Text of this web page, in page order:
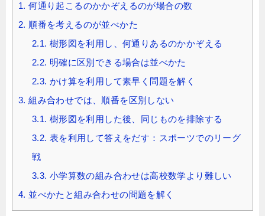
1. 何通り起こるのかかぞえるのが場合の数
2. 順番を考えるのが並べかた
2.1. 樹形図を利用し、何通りあるのかかぞえる
2.2. 明確に区別できる場合は並べかた
2.3. かけ算を利用して素早く問題を解く
3. 組み合わせでは、順番を区別しない
3.1. 樹形図を利用した後、同じものを排除する
3.2. 表を利用して答えをだす：スポーツでのリーグ
戦
3.3. 小学算数の組み合わせは高校数学より難しい
4. 並べかたと組み合わせの問題を解く